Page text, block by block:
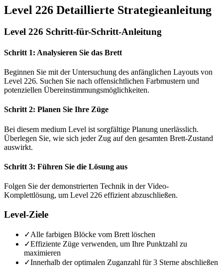
Level 226 Detaillierte Strategieanleitung
Level 226 Schritt-für-Schritt-Anleitung
Schritt 1: Analysieren Sie das Brett
Beginnen Sie mit der Untersuchung des anfänglichen Layouts von
Level 226. Suchen Sie nach offensichtlichen Farbmustern und
potenziellen Übereinstimmungsmöglichkeiten.
Schritt 2: Planen Sie Ihre Züge
Bei diesem medium Level ist sorgfältige Planung unerlässlich.
Überlegen Sie, wie sich jeder Zug auf den gesamten Brett-Zustand
auswirkt.
Schritt 3: Führen Sie die Lösung aus
Folgen Sie der demonstrierten Technik in der Video-
Komplettlösung, um Level 226 effizient abzuschließen.
Level-Ziele
✓Alle farbigen Blöcke vom Brett löschen
✓Effiziente Züge verwenden, um Ihre Punktzahl zu
maximieren
✓Innerhalb der optimalen Zuganzahl für 3 Sterne abschließen